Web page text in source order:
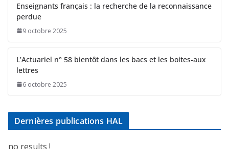
Enseignants français : la recherche de la reconnaissance
perdue
9 octobre 2025
L’Actuariel n° 58 bientôt dans les bacs et les boites-aux
lettres
6 octobre 2025
Dernières publications HAL
no results !